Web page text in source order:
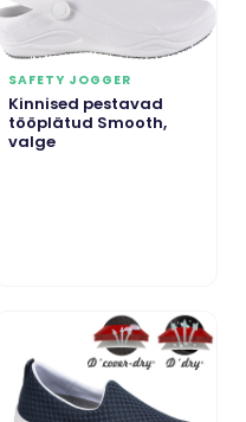
SAFETY JOGGER
Kinnised pestavad
tööplätud Smooth,
valge